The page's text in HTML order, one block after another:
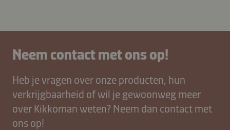
Neem contact met ons op!
Heb je vragen over onze producten, hun
verkrijgbaarheid of wil je gewoonweg meer
over Kikkoman weten? Neem dan contact met
ons op!